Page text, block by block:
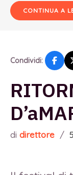
CONTINUA A
Condividi:
di direttore /